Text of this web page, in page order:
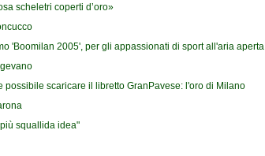
scheletri coperti d’oro»
'Boomilan 2005', per gli appassionati di sport all'aria aperta
possibile scaricare il libretto GranPavese: l'oro di Milano
squallida idea"